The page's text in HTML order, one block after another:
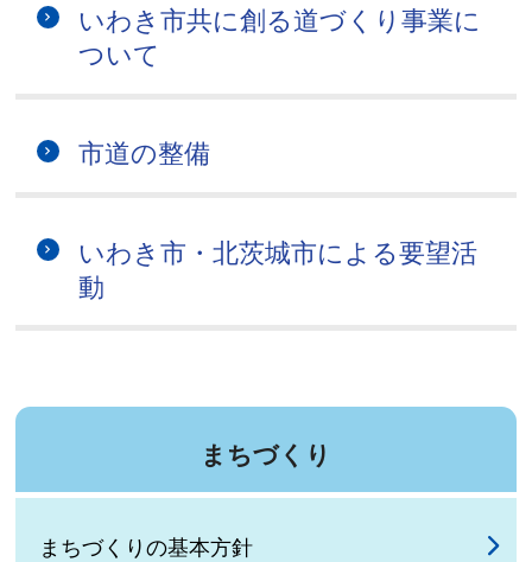
いわき市共に創る道づくり事業に
ついて
市道の整備
いわき市・北茨城市による要望活
動
まちづくり
まちづくりの基本方針